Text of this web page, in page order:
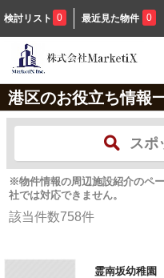
検討リスト 0 最近見た物件 0
港区のお役立ち情報
スポ
※物件情報の周辺施設紹介のペ
社では対応できません。
該当件数758件
霊南坂幼稚園